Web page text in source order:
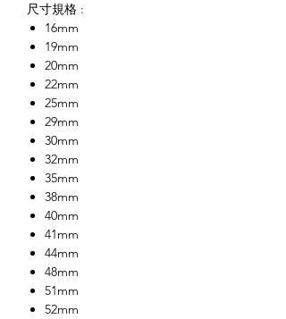
尺寸規格 :
16mm
19mm
20mm
22mm
25mm
29mm
30mm
32mm
35mm
38mm
40mm
41mm
44mm
48mm
51mm
52mm